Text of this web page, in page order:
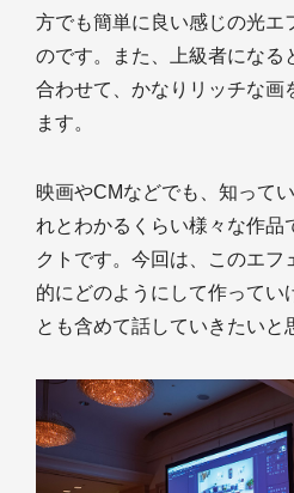
方でも簡単に良い感じの光エ
のです。また、上級者になる
合わせて、かなりリッチな画
ます。
映画やCMなどでも、知って
れとわかるくらい様々な作品
クトです。今回は、このエフ
的にどのようにして作ってい
とも含めて話していきたいと